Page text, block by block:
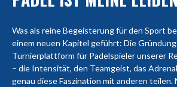
Was als reine Begeisterung für den Sport
einem neuen Kapitel geführt: Die
Turnierplattform für Padelspieler unserer
– die Intensität, den Teamgeist, das
genau diese Faszination mit anderen teilen.